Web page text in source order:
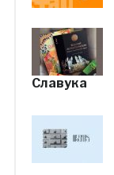
Славука